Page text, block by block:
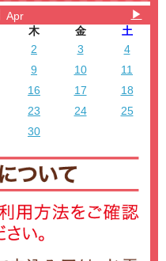
Apr
▶
木 金
土
2 3
4
9 10
11
16 17
18
23 24
25
30